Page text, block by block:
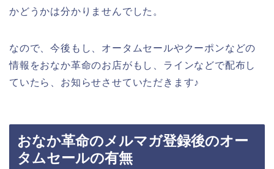
かどうかは分かりませんでした。
なので、今後もし、オータムセールやクーポンなどの
情報をおなか革命のお店がもし、ラインなどで配布し
ていたら、お知らせさせていただきます♪
おなか革命のメルマガ登録後のオー
タムセールの有無